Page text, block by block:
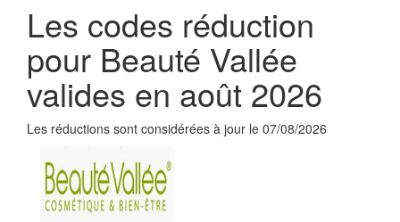
Les codes réduction
pour Beauté Vallée
valides en août 2026
Les réductions sont considérées à jour le 07/08/2026